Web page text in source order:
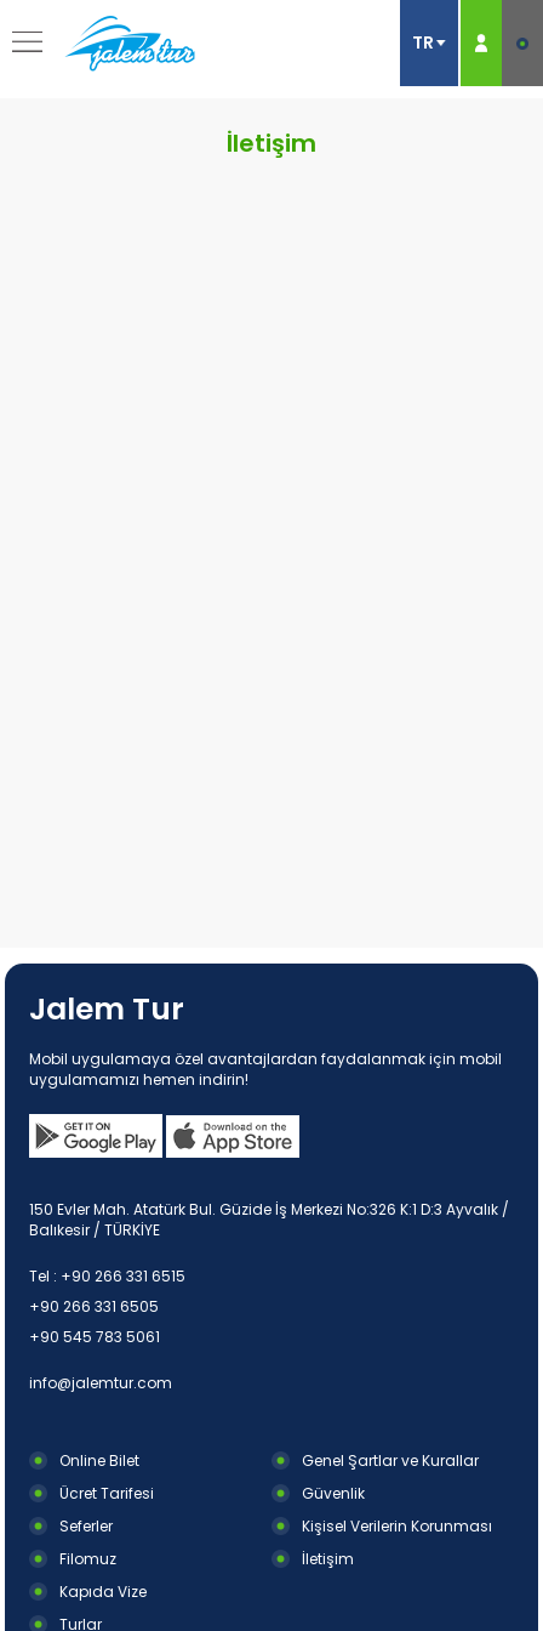
İletişim
Jalem Tur
Mobil uygulamaya özel avantajlardan faydalanmak için mobil
uygulamamızı hemen indirin!
150 Evler Mah. Atatürk Bul. Güzide İş Merkezi No:326 K:1 D:3 Ayvalık /
Balıkesir / TÜRKİYE
Tel : +90 266 331 6515
+90 266 331 6505
+90 545 783 5061
info@jalemtur.com
Online Bilet
Ücret Tarifesi
Seferler
Filomuz
Kapıda Vize
Turlar
Genel Şartlar ve Kurallar
Güvenlik
Kişisel Verilerin Korunması
İletişim